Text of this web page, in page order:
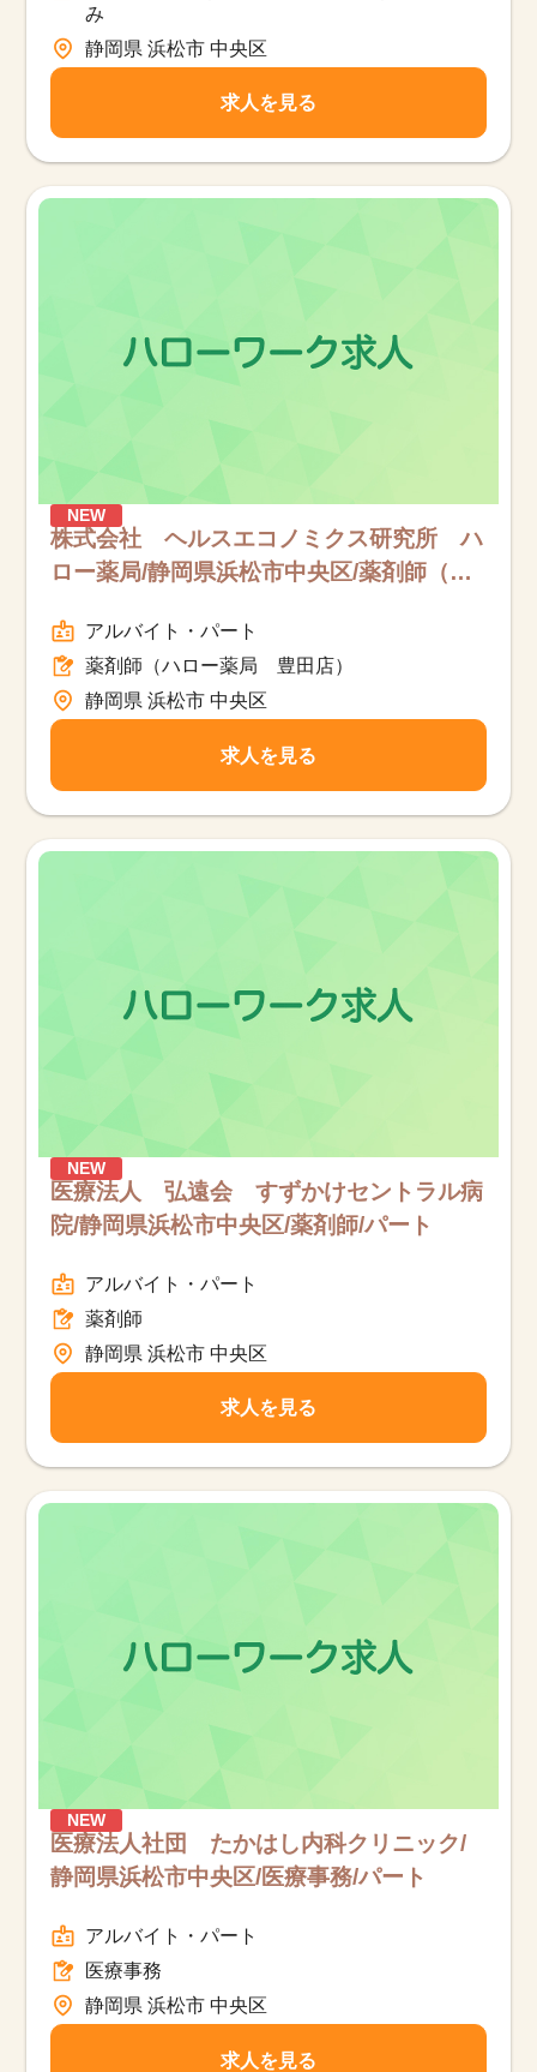
み
静岡県 浜松市 中央区
求人を見る
NEW
株式会社 ヘルスエコノミクス研究所 ハ
ロー薬局/静岡県浜松市中央区/薬剤師（ハ
アルバイト・パート
薬剤師（ハロー薬局 豊田店）
静岡県 浜松市 中央区
求人を見る
NEW
医療法人 弘遠会 すずかけセントラル病
院/静岡県浜松市中央区/薬剤師/パート
アルバイト・パート
薬剤師
静岡県 浜松市 中央区
求人を見る
NEW
医療法人社団 たかはし内科クリニック/
静岡県浜松市中央区/医療事務/パート
アルバイト・パート
医療事務
静岡県 浜松市 中央区
求人を見る